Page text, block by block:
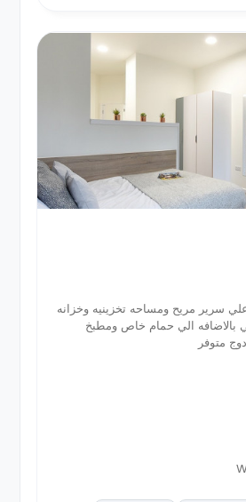
سرير مريح ومساحه تخزينيه وخزانه
الي حمام خاص ومطبخ
متوفر